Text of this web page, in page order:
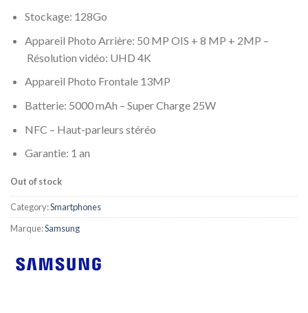
Stockage: 128Go
Appareil Photo Arrière: 50 MP OIS + 8 MP + 2MP –
Résolution vidéo: UHD 4K
Appareil Photo Frontale 13MP
Batterie: 5000 mAh – Super Charge 25W
NFC – Haut-parleurs stéréo
Garantie: 1 an
Out of stock
Category:Smartphones
Marque:Samsung